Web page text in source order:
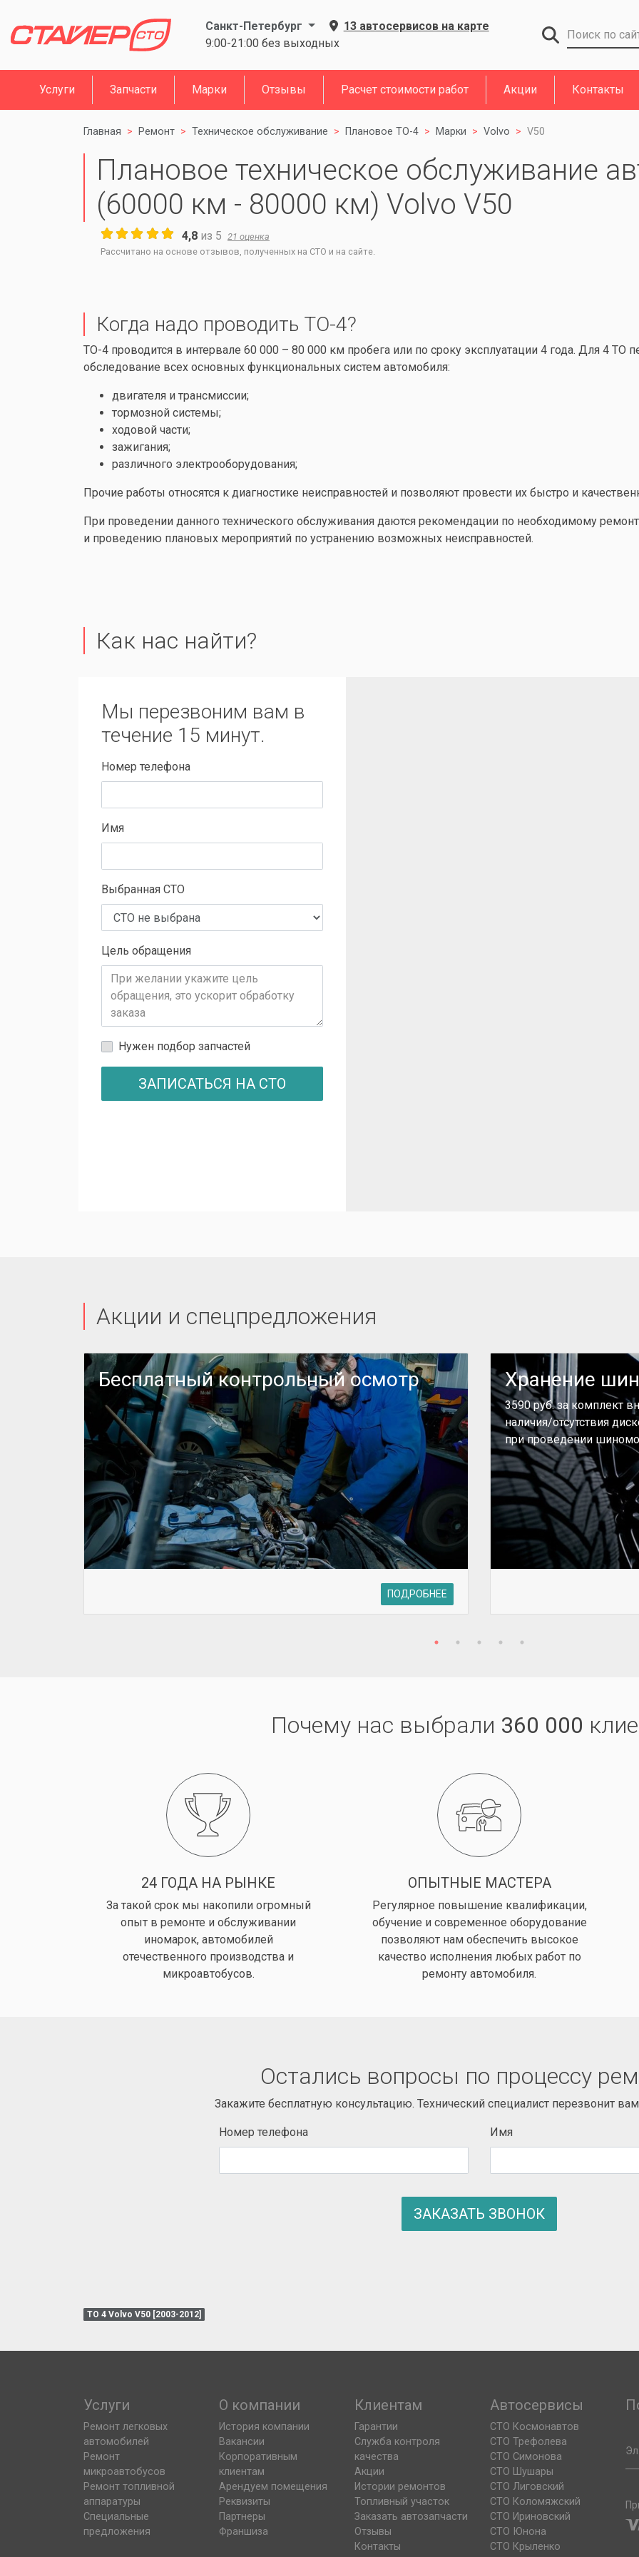
Санкт-Петербург
13 автосервисов на карте
9:00-21:00 без выходных
Услуги Запчасти Марки Отзывы Расчет стоимости работ Акции Контакты
Главная Ремонт Техническое обслуживание Плановое ТО-4 Марки Volvo V50
Плановое техническое обслуживание
(60000 км - 80000 км) Volvo V50
4,8 из 5 21 оценка
Рассчитано на основе отзывов, полученных на СТО и на сайте.
Когда надо проводить ТО-4?
ТО-4 проводится в интервале 60 000 – 80 000 км пробега или по сроку эксплуатации 4 года. Для 4 ТО
обследование всех основных функциональных систем автомобиля:
двигателя и трансмиссии;
тормозной системы;
ходовой части;
зажигания;
различного электрооборудования;
Прочие работы относятся к диагностике неисправностей и позволяют провести их быстро и
При проведении данного технического обслуживания даются рекомендации по необходимому
и проведению плановых мероприятий по устранению возможных неисправностей.
Как нас найти?
Мы перезвоним вам в
течение 15 минут.
Номер телефона
Имя
Выбранная СТО
Цель обращения
Нужен подбор запчастей
ЗАПИСАТЬСЯ НА СТО
Акции и спецпредложения
Бесплатный контрольный осмотр
ПОДРОБНЕЕ
Хранение шин
3590 руб. за комплект
наличия/отсутствия
при проведении
Почему нас выбрали 360 000
24 ГОДА НА РЫНКЕ
За такой срок мы накопили огромный
опыт в ремонте и обслуживании
иномарок, автомобилей
отечественного производства и
микроавтобусов.
ОПЫТНЫЕ МАСТЕРА
Регулярное повышение квалификации,
обучение и современное оборудование
позволяют нам обеспечить высокое
качество исполнения любых работ по
ремонту автомобиля.
Остались вопросы по процессу
Закажите бесплатную консультацию. Технический специалист перезвонит
Номер телефона Имя
ЗАКАЗАТЬ ЗВОНОК
ТО 4 Volvo V50 [2003-2012]
Услуги
Ремонт легковых
автомобилей
Ремонт
микроавтобусов
Ремонт топливной
аппаратуры
Специальные
предложения
О компании
История компании
Вакансии
Корпоративным
клиентам
Арендуем помещения
Реквизиты
Партнеры
Франшиза
Клиентам
Гарантии
Служба контроля
качества
Акции
Истории ремонтов
Топливный участок
Заказать автозапчасти
Отзывы
Контакты
Автосервисы
СТО Космонавтов
СТО Трефолева
СТО Симонова
СТО Шушары
СТО Лиговский
СТО Коломяжский
СТО Ириновский
СТО Юнона
СТО Крыленко